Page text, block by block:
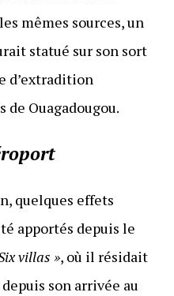
mêmes sources, un
statué sur son sort
d’extradition
Ouagadougou.
quelques effets
apportés depuis le
villas », où il résidait
son arrivée au